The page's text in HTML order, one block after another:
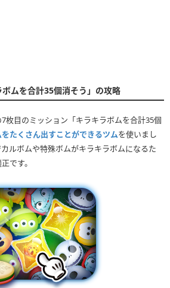
ムを合計35個消そう」の攻略
枚目のミッション「キラキラボムを合計35個
たくさん出すことができるツムを使いまし
ルボムや特殊ボムがキラキラボムになるた
です。